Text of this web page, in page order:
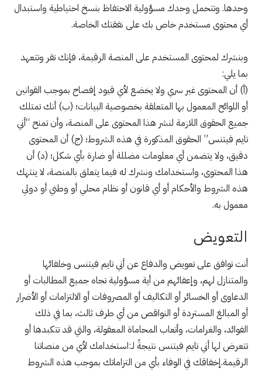
وحدها. وتتحمل وحدك مسؤولية الاحتفاظ بنسخ احتياطية واستبدال
أي محتوى مستخدم خاص بك على نفقتك الخاصة.
وبنشرك لمحتوى المستخدم على المنصة الرقيمة، فإنك تقر وتتعهد
بما يلي:
(أ) أن المحتوى غير سري ولا يخضع لأي قيود إفصاح بموجب القوانين
أو اللوائح المعمول بها المتعلقة بخصوصية البيانات؛ (ب) أنك تمتلك
جميع الحقوق اللازمة لنشر هذا المحتوى على المنصة، وأن تمنح “أني
تايم فيتنس” الحقوق المذكورة في هذه الشروط؛ (ج) أن المحتوى
دقيق، ولا يتضمن أي معلومات مضللة أو ضارة بأي شكل؛ (د) أن
هذا المحتوى، واستخدامك ونشرك له فيما يتعلق بالمنصة، لا ينتهك
هذه الشروط والأحكام أو أي قانون أو نظام محلي أو وطني أو دولي
معمول به.
التعويض
أنت توافق على تعويض والدفاع عن أني تايم فيتنس وخلفائها
والمتنازل لهم، وإعفائهم من أية مسؤولية تجاه جميع المطالبات أو
الدعاوى أو الخسائر أو التكاليف أو المصروفات أو الالتزامات أو الأضرار
أو المبالغ المستردة أو النواقص من أي طرف ثالث، بما في ذلك
الفوائد، والغرامات، وأتعاب المحاماة المعقولة، والتي قد تتكبدها أو
تتعرض لها أني تايم فيتنس نتيجةً لـ:استخدامك لأي من منصاتنا
الرقيمة.إخفاقك في الوفاء بأي من التزاماتك بموجب هذه الشروط